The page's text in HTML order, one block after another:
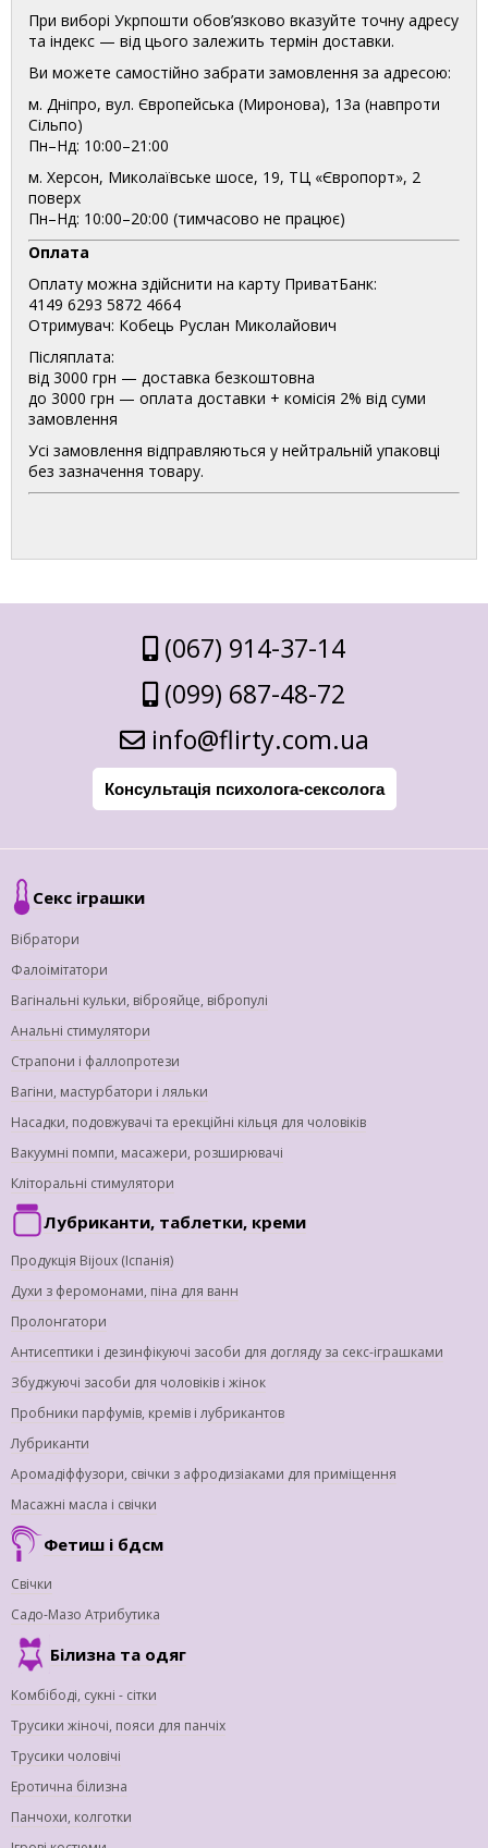
При виборі Укрпошти обов’язково вказуйте точну адресу
та індекс — від цього залежить термін доставки.
Ви можете самостійно забрати замовлення за адресою:
м. Дніпро, вул. Європейська (Миронова), 13а (навпроти
Сільпо)
Пн–Нд: 10:00–21:00
м. Херсон, Миколаївське шосе, 19, ТЦ «Європорт», 2
поверх
Пн–Нд: 10:00–20:00 (тимчасово не працює)
Оплата
Оплату можна здійснити на карту ПриватБанк:
4149 6293 5872 4664
Отримувач: Кобець Руслан Миколайович
Післяплата:
від 3000 грн — доставка безкоштовна
до 3000 грн — оплата доставки + комісія 2% від суми
замовлення
Усі замовлення відправляються у нейтральній упаковці
без зазначення товару.
(067) 914-37-14
(099) 687-48-72
info@flirty.com.ua
Консультація психолога-сексолога
Секс іграшки
Вібратори
Фалоімітатори
Вагінальні кульки, віброяйце, вібропулі
Анальні стимулятори
Страпони і фаллопротези
Вагіни, мастурбатори і ляльки
Насадки, подовжувачі та ерекційні кільця для чоловіків
Вакуумні помпи, масажери, розширювачі
Кліторальні стимулятори
Лубриканти, таблетки, креми
Продукція Bijoux (Іспанія)
Духи з феромонами, піна для ванн
Пролонгатори
Антисептики і дезинфікуючі засоби для догляду за секс-іграшками
Збуджуючі засоби для чоловіків і жінок
Пробники парфумів, кремів і лубрикантов
Лубриканти
Аромадіффузори, свічки з афродизіаками для приміщення
Масажні масла і свічки
Фетиш і бдсм
Свічки
Садо-Мазо Атрибутика
Білизна та одяг
Комбібоді, сукні - сітки
Трусики жіночі, пояси для панчіх
Трусики чоловічі
Еротична білизна
Панчохи, колготки